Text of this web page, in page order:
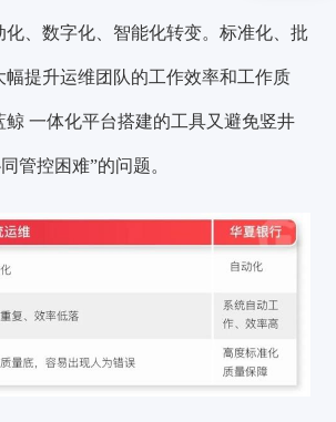
化、数字化、智能化转变。标准化、批
幅提升运维团队的工作效率和工作质
鲸 一体化平台搭建的工具又避免竖井
管控困难”的问题。